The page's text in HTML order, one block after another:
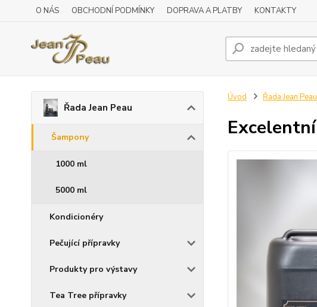
O NÁS OBCHODNÍ PODMÍNKY DOPRAVA A PLATBY KONTAKTY
Řada Jean Peau
Šampony
1000 ml
5000 ml
Kondicionéry
Pečující přípravky
Produkty pro výstavy
Tea Tree přípravky
Úvod Řada Jean Peau